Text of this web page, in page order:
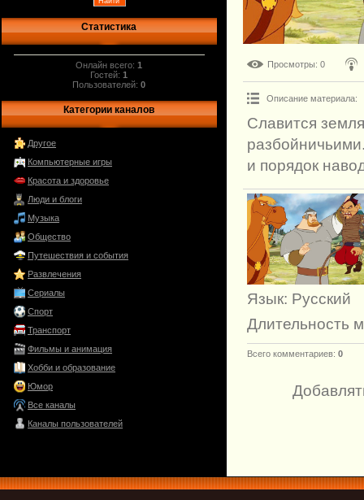
Статистика
Онлайн всего:1
Гостей:1
Пользователей:0
Категории каналов
Другое
Компьютерные игры
Красота и здоровье
Люди и блоги
Музыка
Общество
Путешествия и события
Развлечения
Сериалы
Спорт
Транспорт
Фильмы и анимация
Хобби и образование
Юмор
Все каналы
Каналы пользователей
Просмотры: 0
Описание материала:
Славится
и порядок
Язык: Русский
Длительность
Всего комментариев: 0